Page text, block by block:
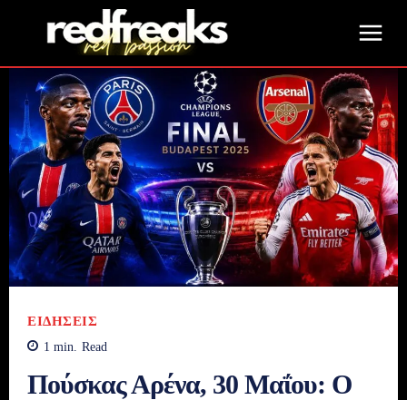
ΕΙΔΉΣΕΙΣ
1 min. Read
Πούσκας Αρένα, 30 Μαΐου: Ο